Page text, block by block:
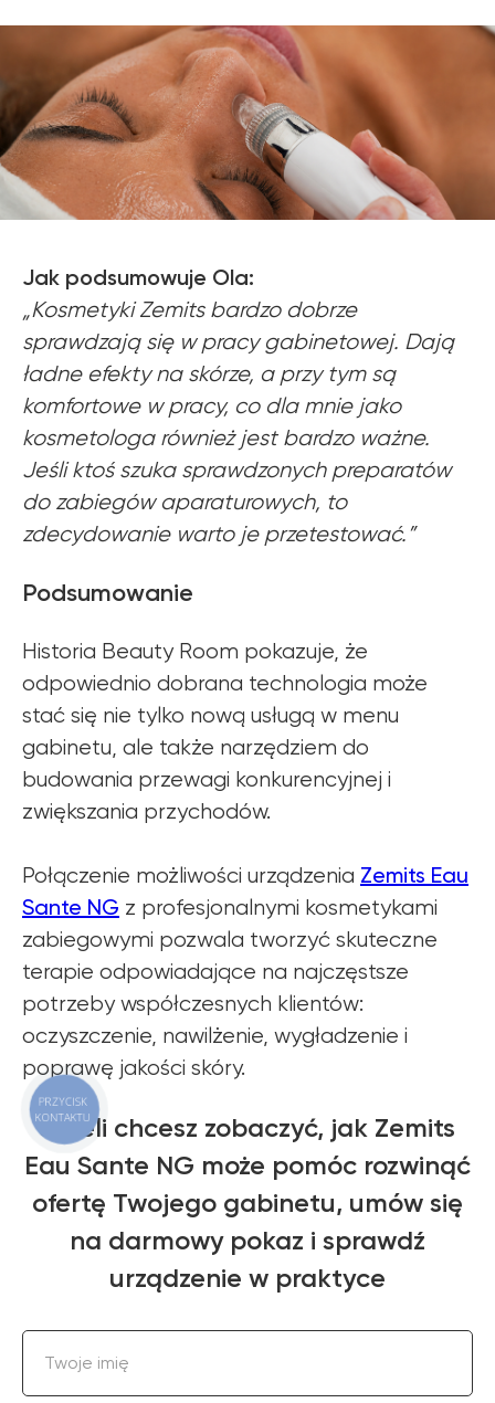
Jak podsumowuje Ola:
„Kosmetyki Zemits bardzo dobrze
sprawdzają się w pracy gabinetowej. Dają
ładne efekty na skórze, a przy tym są
komfortowe w pracy, co dla mnie jako
kosmetologa również jest bardzo ważne.
Jeśli ktoś szuka sprawdzonych preparatów
do zabiegów aparaturowych, to
zdecydowanie warto je przetestować.”
Podsumowanie
Historia Beauty Room pokazuje, że
odpowiednio dobrana technologia może
stać się nie tylko nową usługą w menu
gabinetu, ale także narzędziem do
budowania przewagi konkurencyjnej i
zwiększania przychodów.
Połączenie możliwości urządzenia Zemits Eau
Sante NG z profesjonalnymi kosmetykami
zabiegowymi pozwala tworzyć skuteczne
terapie odpowiadające na najczęstsze
potrzeby współczesnych klientów:
oczyszczenie, nawilżenie, wygładzenie i
poprawę jakości skóry.
Jeżeli chcesz zobaczyć, jak Zemits
Eau Sante NG może pomóc rozwinąć
ofertę Twojego gabinetu, umów się
na darmowy pokaz i sprawdź
urządzenie w praktyce
Twoje imię
zemits.co.uk
zemits.es
zemits.it
zemits.com
zemits.biz.tr
© 2026 Zemits. Wszelkie prawa zastrzeżone
Szanowni Państwo informujemy, iż z dniem
01.04.2026 firma Newface Group Sp. z o.o. będzie
wystawiać oraz udostępniać faktury wyłącznie w
formie ustrukturyzowanej za pośrednictwem
systemu KSeF.
PRZYCISK
KONTAKTU